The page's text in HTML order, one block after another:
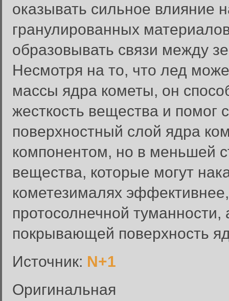
оказывать сильное влияние
гранулированных
образовывать связи между
Несмотря на то, что лед
массы ядра кометы, он
жесткость вещества и помог
поверхностный слой ядра
компонентом, но в меньшей
вещества, которые могут
кометезималях
протосолнечной
покрывающей поверхность
Источник: N+1
Оригинальная
Вход в систему
Введите имя пользователя и
Вход в систему
Пароль: